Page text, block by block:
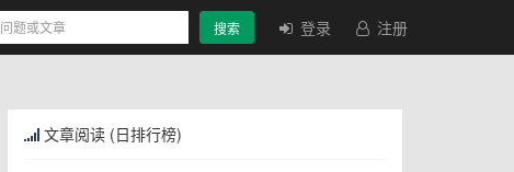
搜索 登录 注册
文章阅读 (日排行榜)